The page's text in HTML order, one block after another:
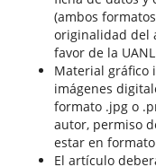
(ambos
originalidad del
favor de la
Material gráfico
imágenes
formato .jpg o
autor, permiso
estar en
El artículo